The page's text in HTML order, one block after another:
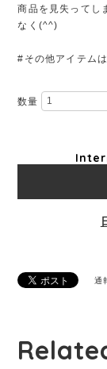
商品を見失ってし
なく(^^)
#その他アイテム
数量
通